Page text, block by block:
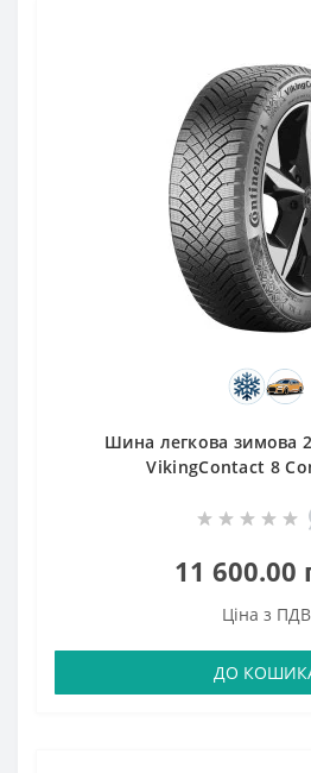
Шина легкова зимова
VikingContact 8
11 600.00
Ціна з ПДВ
ДО